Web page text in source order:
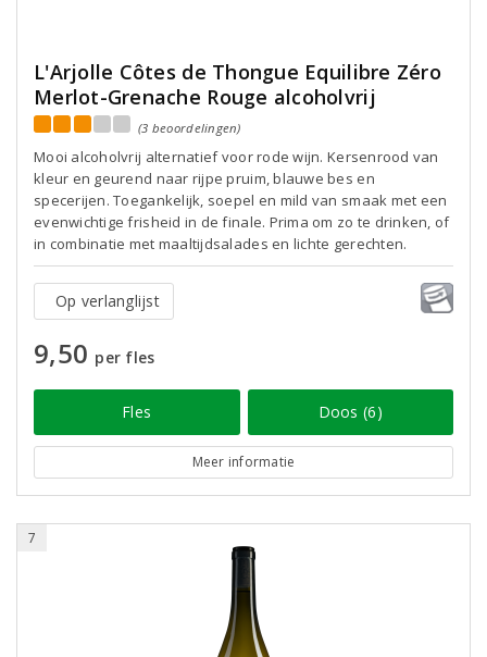
L'Arjolle Côtes de Thongue Equilibre Zéro
Merlot-Grenache Rouge alcoholvrij
(3 beoordelingen)
Mooi alcoholvrij alternatief voor rode wijn. Kersenrood van
kleur en geurend naar rijpe pruim, blauwe bes en
specerijen. Toegankelijk, soepel en mild van smaak met een
evenwichtige frisheid in de finale. Prima om zo te drinken, of
in combinatie met maaltijdsalades en lichte gerechten.
Op verlanglijst
9,50 per fles
Fles Doos (6)
Meer informatie
7